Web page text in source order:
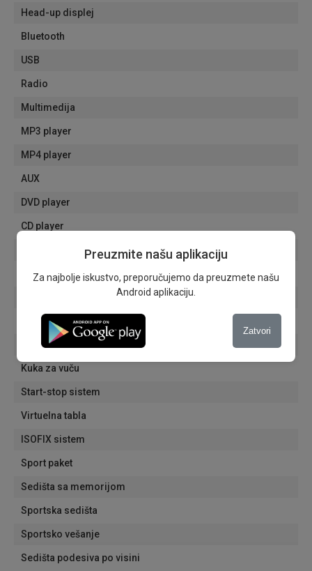
Head-up displej
Bluetooth
USB
Radio
Multimedija
MP3 player
MP4 player
AUX
DVD player
CD player
SD card reader
Micro SD card reader
CD changer
Glasovne komande
Kuka za vuču
Start-stop sistem
Virtuelna tabla
ISOFIX sistem
Sport paket
Sedišta sa memorijom
Sportska sedišta
Sportsko vešanje
Sedišta podesiva po visini
Preuzmite našu aplikaciju
Za najbolje iskustvo, preporučujemo da preuzmete našu
Android aplikaciju.
Zatvori